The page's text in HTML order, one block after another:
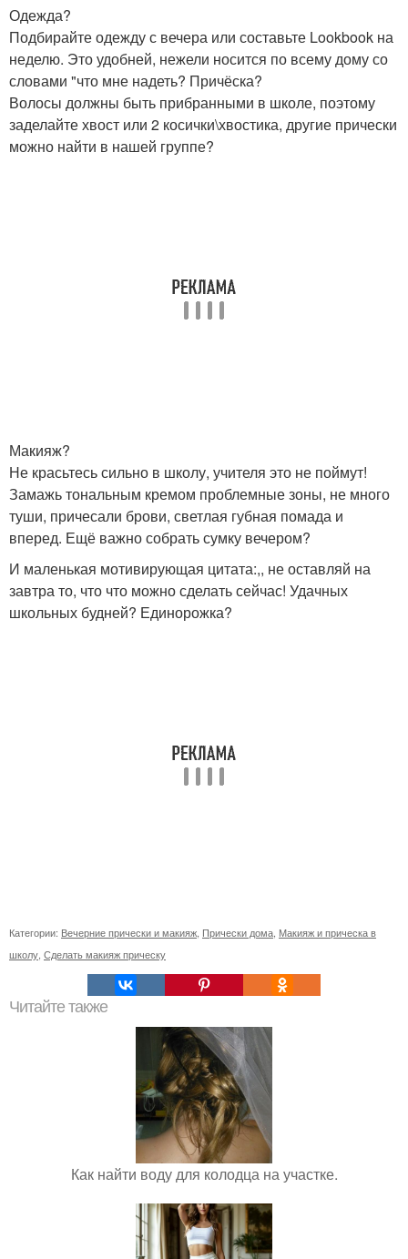
Одежда?
Подбирайте одежду с вечера или составьте Lookbook на
неделю. Это удобней, нежели носится по всему дому со
словами "что мне надеть? Причёска?
Волосы должны быть прибранными в школе, поэтому
заделайте хвост или 2 косички\хвостика, другие прически
можно найти в нашей группе?
Макияж?
Не красьтесь сильно в школу, учителя это не поймут!
Замажь тональным кремом проблемные зоны, не много
туши, причесали брови, светлая губная помада и
вперед. Ещё важно собрать сумку вечером?
И маленькая мотивирующая цитата:,, не оставляй на
завтра то, что что можно сделать сейчас! Удачных
школьных будней? Единорожка?
Категории: Вечерние прически и макияж Прически дома Макияж и прическа в
школу Сделать макияж прическу
Читайте также
Как найти воду для колодца на участке.